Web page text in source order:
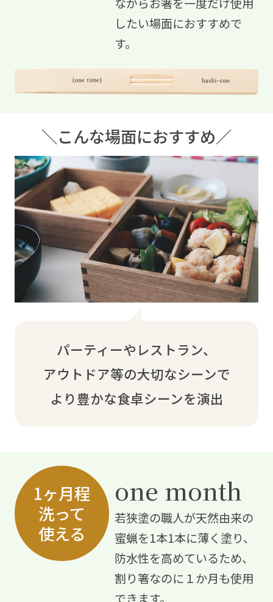
したい場面におすすめで
す。
＼こんな場面におすすめ／
パーティーやレストラン、
アウトドア等の大切なシーンで
より豊かな食卓シーンを演出
1ヶ月程
洗って
使える
one month
若狭塗の職人が天然由来の
蜜蝋を1本1本に薄く塗り、
防水性を高めているため、
割り箸なのに１か月も使用
できます。